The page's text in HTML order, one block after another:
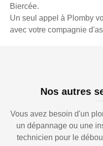
Biercée.
Un seul appel à Plomby
avec votre compagnie
Nos autres
Vous avez besoin d'un
un dépannage ou une
technicien pour le